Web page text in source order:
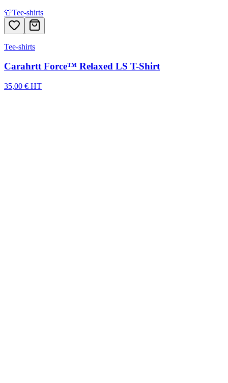
👕Tee-shirts
Tee-shirts
Carahrtt Force™ Relaxed LS T-Shirt
35,00 € HT